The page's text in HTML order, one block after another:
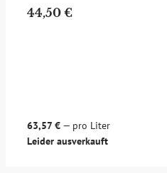
44,50 €
63,57 € — pro Liter
Leider ausverkauft